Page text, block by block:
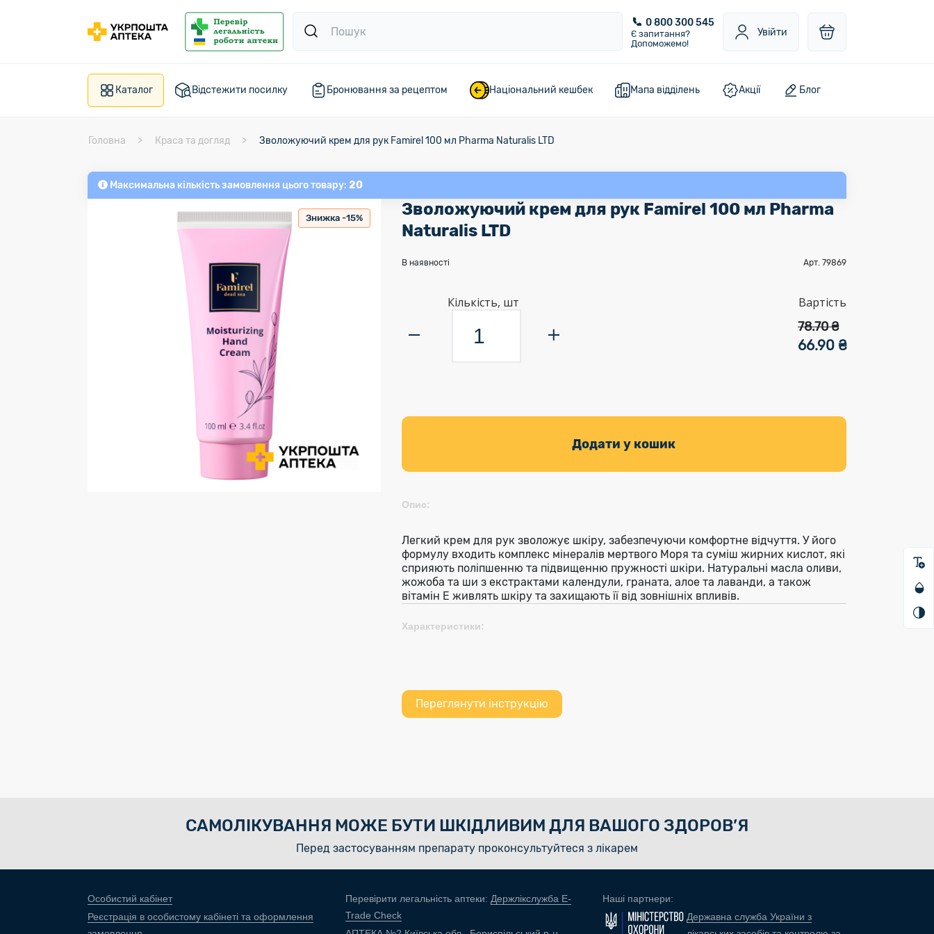
0 800 300 545
Є запитання?
Допоможемо!
Увійти
Каталог Відстежити посилку Бронювання за рецептом Національний кешбек Мапа відділень Акції Блог
Головна Краса та догляд Зволожуючий крем для рук Famirel 100 мл Pharma Naturalis LTD
Максимальна кількість замовлення цього товару: 20
Знижка -15%
Зволожуючий крем для рук Famirel 100 мл Pharma
Naturalis LTD
В наявності Арт. 79869
Кількість, шт
Вартість
78.70 ₴
66.90 ₴
Додати у кошик
Опис:
Легкий крем для рук зволожує шкіру, забезпечуючи комфортне відчуття. У його
формулу входить комплекс мінералів мертвого Моря та суміш жирних кислот, які
сприяють поліпшенню та підвищенню пружності шкіри. Натуральні масла оливи,
жожоба та ши з екстрактами календули, граната, алое та лаванди, а також
вітамін Е живлять шкіру та захищають її від зовнішніх впливів.
Характеристики:
Переглянути інструкцію
САМОЛІКУВАННЯ МОЖЕ БУТИ ШКІДЛИВИМ ДЛЯ ВАШОГО ЗДОРОВ’Я
Перед застосуванням препарату проконсультуйтеся з лікарем
Особистий кабінет
Реєстрація в особистому кабінеті та оформлення
Перевірити легальність аптеки: Держлікслужба E-
Trade Check
Наші партнери:
Державна служба України з